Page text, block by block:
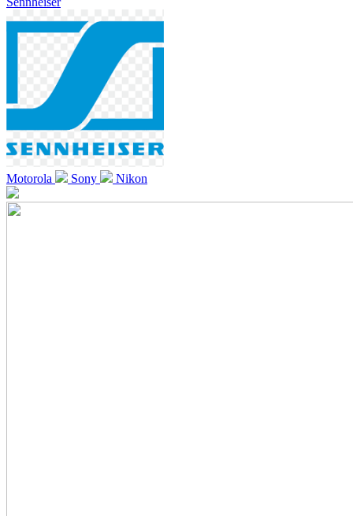
Motorola Sony Nikon